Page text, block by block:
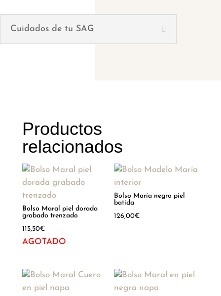
Cuidados de tu SAG
Productos
relacionados
Bolso Maral piel dorada
grabado trenzado
115,50€
AGOTADO
Bolso María negro piel
batida
126,00€